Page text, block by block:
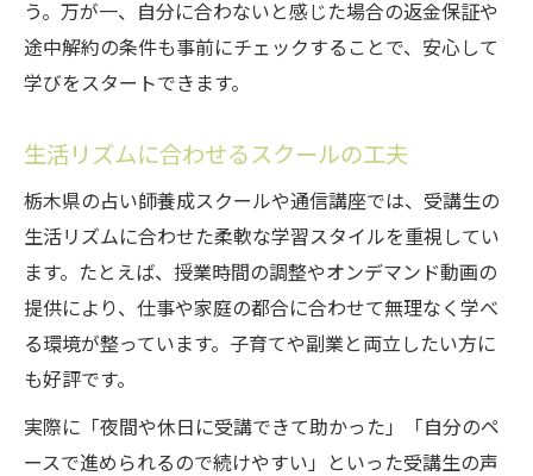
う。万が一、自分に合わないと感じた場合の返金保証や
途中解約の条件も事前にチェックすることで、安心して
学びをスタートできます。
生活リズムに合わせるスクールの工夫
栃木県の占い師養成スクールや通信講座では、受講生の
生活リズムに合わせた柔軟な学習スタイルを重視してい
ます。たとえば、授業時間の調整やオンデマンド動画の
提供により、仕事や家庭の都合に合わせて無理なく学べ
る環境が整っています。子育てや副業と両立したい方に
も好評です。
実際に「夜間や休日に受講できて助かった」「自分のペ
ースで進められるので続けやすい」といった受講生の声